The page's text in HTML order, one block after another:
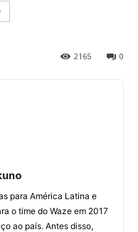
0
2165
para América Latina e
o time do Waze em 2017
ao país. Antes disso,